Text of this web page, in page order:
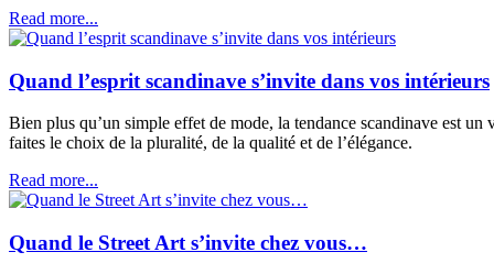
Read more...
Quand l’esprit scandinave s’invite dans vos intérieurs
Bien plus qu’un simple effet de mode, la tendance scandinave est
faites le choix de la pluralité, de la qualité et de l’élégance.
Read more...
Quand le Street Art s’invite chez vous…